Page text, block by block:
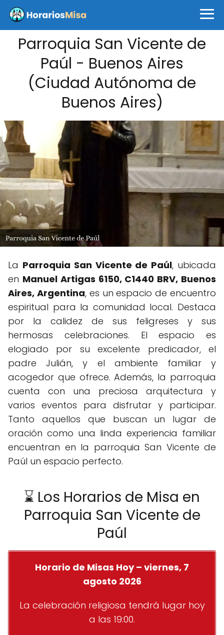
Parroquia San Vicente de
Paúl - Buenos Aires
(Ciudad Autónoma de
Buenos Aires)
La Parroquia San Vicente de Paúl, ubicada
en Manuel Artigas 6150, C1440 BRV, Buenos
Aires, Argentina, es un espacio de encuentro
espiritual para la comunidad local. Destaca
por la calidez de sus feligreses y sus
hermosas celebraciones. El espacio es
elogiado por su excelente predicador, el
padre Julián, y el ambiente familiar y
acogedor que ofrece. Además, la parroquia
cuenta con una preciosa arquitectura y
varios eventos para disfrutar y participar.
Tanto aquellos que buscan un lugar de
oración como una linda experiencia familiar
encuentran en la parroquia San Vicente de
Paúl un espacio perfecto.
⌛ Los Horarios de Misa en
Parroquia San Vicente de
Paúl
Horario de Misas Hoy – viernes, 7
agosto 2026
La celebración religiosa tendrá lugar hoy
a las 19:00.